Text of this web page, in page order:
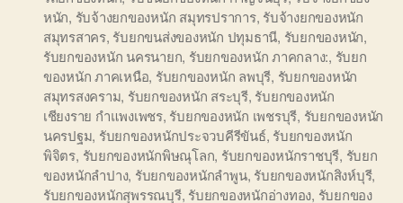
หนัก, รับจ้างยกของหนัก สมุทรปราการ, รับจ้างยกของหนัก
สมุทรสาคร, รับยกขนส่งของหนัก ปทุมธานี, รับยกของหนัก,
รับยกของหนัก นครนายก, รับยกของหนัก ภาคกลาง:, รับยก
ของหนัก ภาคเหนือ, รับยกของหนัก ลพบุรี, รับยกของหนัก
สมุทรสงคราม, รับยกของหนัก สระบุรี, รับยกของหนัก
เชียงราย กำแพงเพชร, รับยกของหนัก เพชรบุรี, รับยกของหนัก
นครปฐม, รับยกของหนักประจวบคีรีขันธ์, รับยกของหนัก
พิจิตร, รับยกของหนักพิษณุโลก, รับยกของหนักราชบุรี, รับยก
ของหนักลำปาง, รับยกของหนักลำพูน, รับยกของหนักสิงห์บุรี,
รับยกของหนักสุพรรณบุรี, รับยกของหนักอ่างทอง, รับยกของ